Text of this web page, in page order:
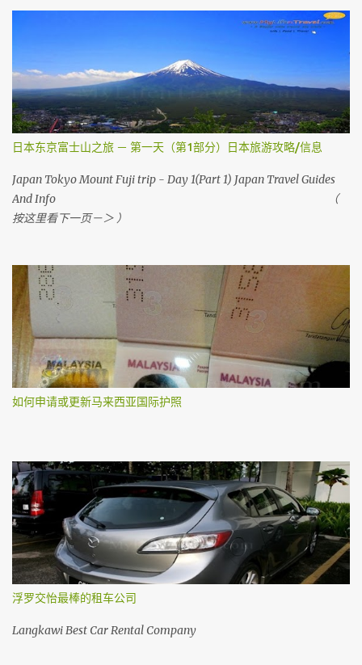
间前四小时网上办理登机手续 。四小时后 ，就需要到机场自助登机
佛，槟城等等前，在1个小时前还可以网上办理登机手续。 （
Airasia 会任何时刻会有变动 ， 请上网检查 ） 首先，去 亚洲航空网
站 。 然后你会看到 Web Check in ， 按它
日本东京富士山之旅 － 第一天（第1部分）日本旅游攻略/信息
Japan Tokyo Mount Fuji trip - Day 1(Part 1) Japan Travel Guides
And Info （
按这里看下一页－＞ ）
如何申请或更新马来西亚国际护照
浮罗交怡最棒的租车公司
Langkawi Best Car Rental Company